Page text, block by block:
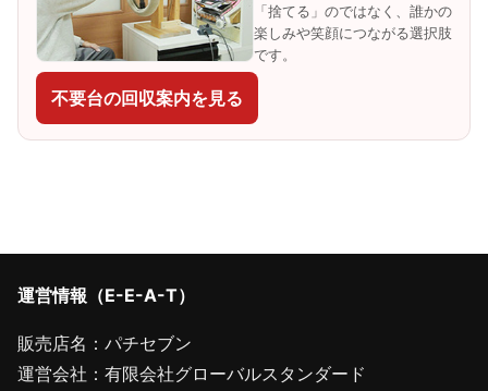
「捨てる」のではなく、誰かの
楽しみや笑顔につながる選択肢
です。
不要台の回収案内を見る
運営情報（E-E-A-T）
販売店名：パチセブン
運営会社：有限会社グローバルスタンダード